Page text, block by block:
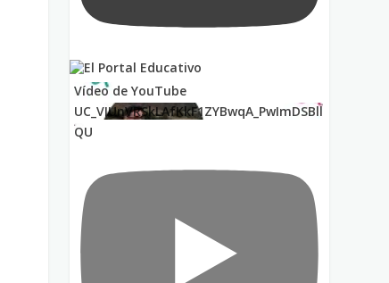
Vídeo de YouTube
UC_VIUnVRSkLAfKkF1ZYBwqA_PwImDSBll
QU